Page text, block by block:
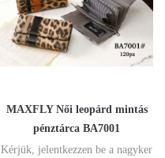
MAXFLY Női leopárd mintás
pénztárca BA7001
Kérjük, jelentkezzen be a nagyker